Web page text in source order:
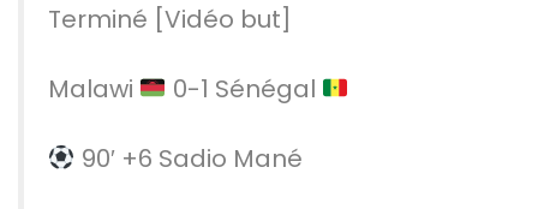
Terminé [Vidéo but]
Malawi 0-1 Sénégal
90′ +6 Sadio Mané